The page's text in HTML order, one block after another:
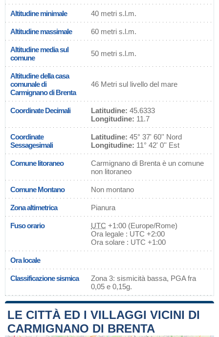
Altitudine minimale 40 metri s.l.m.
Altitudine massimale 60 metri s.l.m.
Altitudine media sul
comune
50 metri s.l.m.
Altitudine della casa
comunale di
Carmignano di Brenta
46 Metri sul livello del mare
Coordinate Decimali Latitudine: 45.6333
Longitudine: 11.7
Coordinate
Sessagesimali
Latitudine: 45° 37' 60'' Nord
Longitudine: 11° 42' 0'' Est
Comune litoraneo
Carmignano di Brenta è un comune
non litoraneo
Comune Montano Non montano
Zona altimetrica Pianura
Fuso orario UTC +1:00 (Europe/Rome)
Ora legale : UTC +2:00
Ora solare : UTC +1:00
Ora locale
Classificazione sismica
Zona 3: sismicità bassa, PGA fra
0,05 e 0,15g.
LE CITTÀ ED I VILLAGGI VICINI DI
CARMIGNANO DI BRENTA